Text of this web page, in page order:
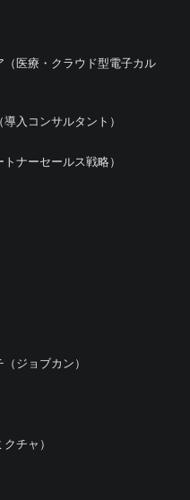
（医療・クラウド型電子カル
入コンサルタント）
ナーセールス戦略）
ジョブカン）
チャ）